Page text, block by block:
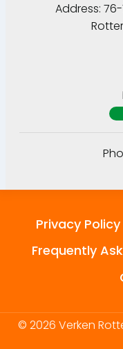
Address: 76-
Privacy Policy
Frequently
© 2026 Verken